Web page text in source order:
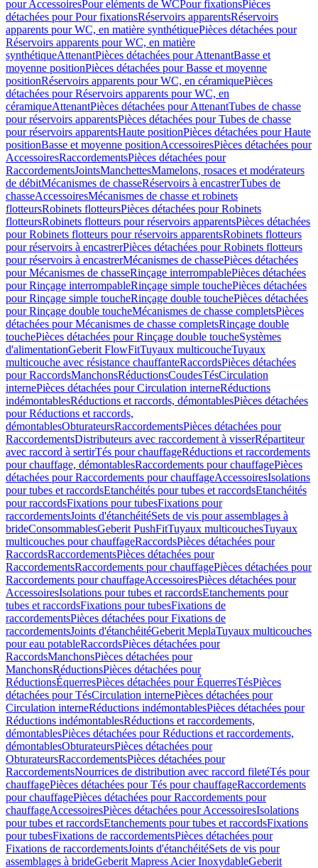
pour AccessoiresPour eléments de WCPour fixationsPièces
détachées pour Pour fixationsRéservoirs apparentsRéservoirs
apparents pour WC, en matière synthétiquePièces détachées pour
Réservoirs apparents pour WC, en matière
synthétiqueAttenantPièces détachées pour AttenantBasse et
moyenne positionPièces détachées pour Basse et moyenne
positionRéservoirs apparents pour WC, en céramiquePièces
détachées pour Réservoirs apparents pour WC, en
céramiqueAttenantPièces détachées pour AttenantTubes de chasse
pour réservoirs apparentsPièces détachées pour Tubes de chasse
pour réservoirs apparentsHaute positionPièces détachées pour Haute
positionBasse et moyenne positionAccessoiresPièces détachées pour
AccessoiresRaccordementsPièces détachées pour
RaccordementsJointsManchettesMamelons, rosaces et modérateurs
de débitMécanismes de chasseRéservoirs à encastrerTubes de
chasseAccessoiresMécanismes de chasse et robinets
flotteursRobinets flotteursPièces détachées pour Robinets
flotteursRobinets flotteurs pour réservoirs apparentsPièces détachées
pour Robinets flotteurs pour réservoirs apparentsRobinets flotteurs
pour réservoirs à encastrerPièces détachées pour Robinets flotteurs
pour réservoirs à encastrerMécanismes de chassePièces détachées
pour Mécanismes de chasseRinçage interrompablePièces détachées
pour Rinçage interrompableRinçage simple touchePièces détachées
pour Rinçage simple toucheRinçage double touchePièces détachées
pour Rinçage double toucheMécanismes de chasse completsPièces
détachées pour Mécanismes de chasse completsRinçage double
touchePièces détachées pour Rinçage double toucheSystèmes
d'alimentationGeberit FlowFitTuyaux multicoucheTuyaux
multicouche avec résistance chauffanteRaccordsPièces détachées
pour RaccordsManchonsRéductionsCoudesTésCirculation
internePièces détachées pour Circulation interneRéductions
indémontablesRéductions et raccords, démontablesPièces détachées
pour Réductions et raccords,
démontablesObturateursRaccordementsPièces détachées pour
RaccordementsDistributeurs avec raccordement à visserRépartiteur
avec raccord à sertirTés pour chauffageRéductions et raccordements
pour chauffage, démontablesRaccordements pour chauffagePièces
détachées pour Raccordements pour chauffageAccessoiresIsolations
pour tubes et raccordsEtanchéités pour tubes et raccordsEtanchéités
pour raccordsFixations pour tubesFixations pour
raccordementsJoints d'étanchéitéSets de vis pour assemblages à
brideConsommablesGeberit PushFitTuyaux multicouchesTuyaux
multicouches pour chauffageRaccordsPièces détachées pour
RaccordsRaccordementsPièces détachées pour
RaccordementsRaccordements pour chauffagePièces détachées pour
Raccordements pour chauffageAccessoiresPièces détachées pour
AccessoiresIsolations pour tubes et raccordsEtanchements pour
tubes et raccordsFixations pour tubesFixations de
raccordementsPièces détachées pour Fixations de
raccordementsJoints d'étanchéitéGeberit MeplaTuyaux multicouches
pour eau potableRaccordsPièces détachées pour
RaccordsManchonsPièces détachées pour
ManchonsRéductionsPièces détachées pour
RéductionsÉquerresPièces détachées pour ÉquerresTésPièces
détachées pour TésCirculation internePièces détachées pour
Circulation interneRéductions indémontablesPièces détachées pour
Réductions indémontablesRéductions et raccordements,
démontablesPièces détachées pour Réductions et raccordements,
démontablesObturateursPièces détachées pour
ObturateursRaccordementsPièces détachées pour
RaccordementsNourrices de distribution avec raccord filetéTés pour
chauffagePièces détachées pour Tés pour chauffageRaccordements
pour chauffagePièces détachées pour Raccordements pour
chauffageAccessoiresPièces détachées pour AccessoiresIsolations
pour tubes et raccordsEtanchements pour tubes et raccordsFixations
pour tubesFixations de raccordementsPièces détachées pour
Fixations de raccordementsJoints d'étanchéitéSets de vis pour
assemblages à brideGeberit Mapress Acier InoxydableGeberit